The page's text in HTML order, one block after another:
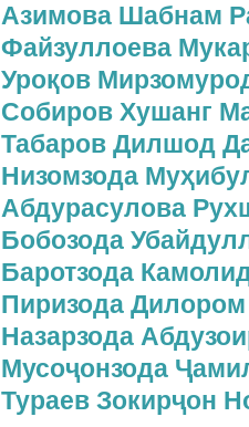
Азимова Шабнам
Файзуллоева
Уроқов
Собиров Хушанг
Табаров Дилшод
Низомзода
Абдурасулова
Бобозода
Баротзода
Пиризода
Назарзода
Мусоҷонзода
Тураев Зокирҷон